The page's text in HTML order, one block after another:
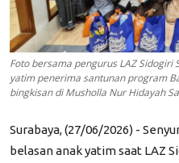
Foto bersama pengurus LAZ Sidogiri
yatim penerima santunan program
bingkisan di Musholla Nur Hidayah
Surabaya, (27/06/2026) -
belasan anak yatim saat LAZ